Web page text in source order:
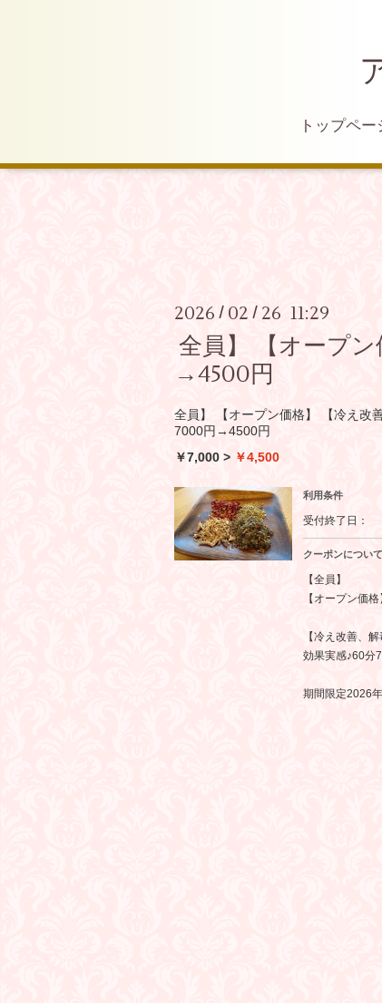
トップペー
2026 / 02 / 26 11:29
全員】 【オープ
→4500円
全員】 【オープン価格】 【冷え改
7000円→4500円
￥7,000 > ￥4,500
利用条件
受付終了日：
クーポンについて
【全員】
【オープン価格
【冷え改善、
効果実感♪60分
期間限定2026